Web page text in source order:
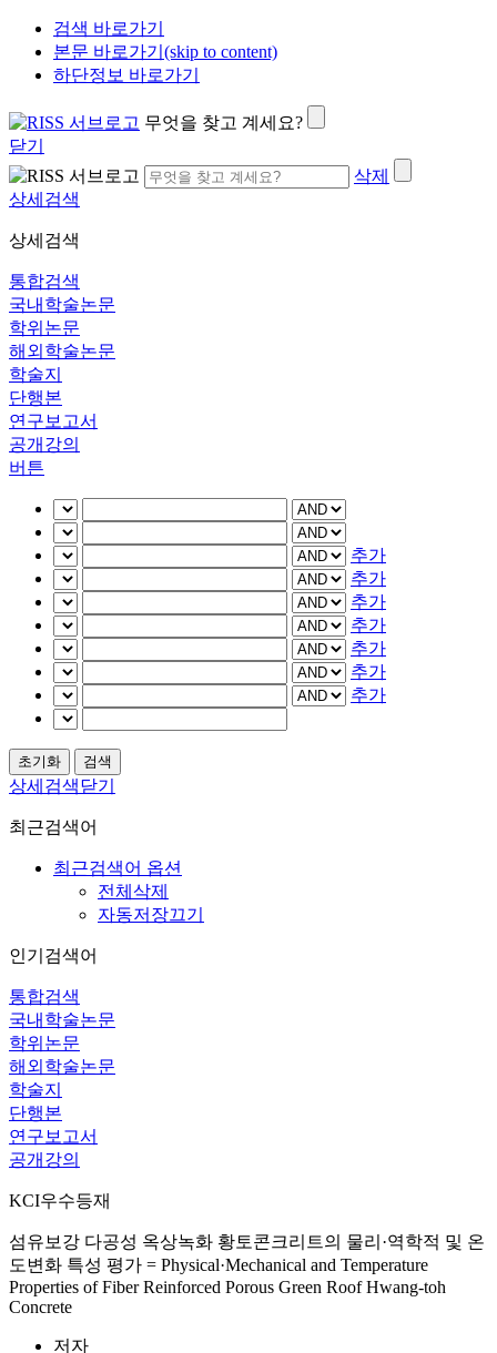
검색 바로가기
본문 바로가기(skip to content)
하단정보 바로가기
무엇을 찾고 계세요?
닫기
삭제
상세검색
상세검색
통합검색
국내학술논문
학위논문
해외학술논문
학술지
단행본
연구보고서
공개강의
버튼
추가
추가
추가
추가
추가
추가
추가
상세검색닫기
최근검색어
최근검색어 옵션
전체삭제
자동저장끄기
인기검색어
통합검색
국내학술논문
학위논문
해외학술논문
학술지
단행본
연구보고서
공개강의
KCI우수등재
섬유보강 다공성 옥상녹화 황토콘크리트의 물리·역학적 및 온
도변화 특성 평가 = Physical·Mechanical and Temperature
Properties of Fiber Reinforced Porous Green Roof Hwang-toh
Concrete
저자